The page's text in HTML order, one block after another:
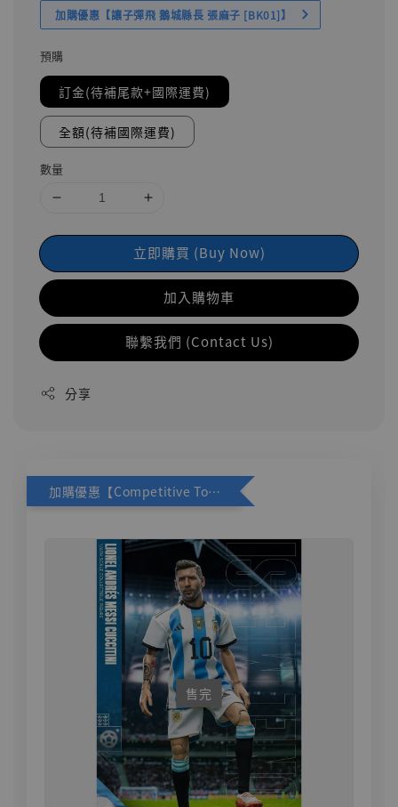
加購優惠【讓子彈飛 鵝城縣長 張麻子 [BK01]】
預購
訂金(待補尾款+國際運費)
全額(待補國際運費)
數量
立即購買 (Buy Now)
加入購物車
聯繫我們 (Contact Us)
分享
加購優惠【Competitive Toys 梅西 [CM001]】
售完